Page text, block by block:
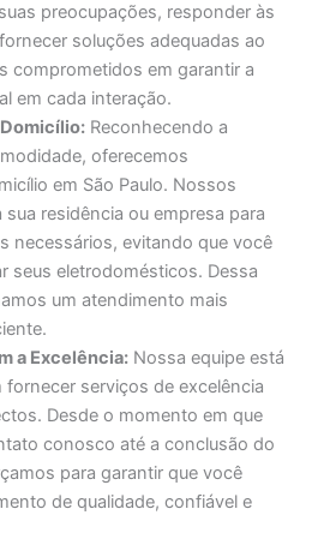
preocupações, responder às
soluções adequadas ao
comprometidos em garantir a
em cada interação.
Reconhecendo a
oferecemos
em São Paulo. Nossos
residência ou empresa para
necessários, evitando que você
seus eletrodomésticos. Dessa
um atendimento mais
a Excelência: Nossa equipe está
serviços de excelência
Desde o momento em que
conosco até a conclusão do
para garantir que você
de qualidade, confiável e